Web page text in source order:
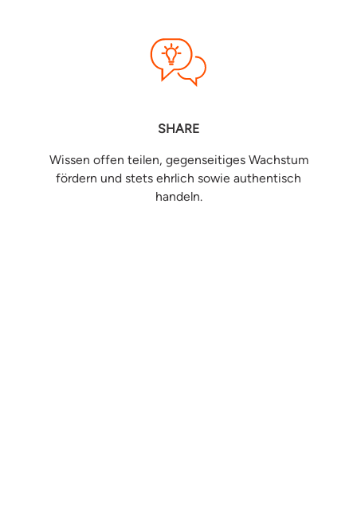
SHARE
Wissen offen teilen, gegenseitiges Wachstum
fördern und stets ehrlich sowie authentisch
handeln.